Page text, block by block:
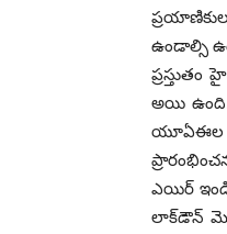
ఉండాల్సి
అయి
యూఏఈల
ఎయిర్
లాక్‌డౌన్